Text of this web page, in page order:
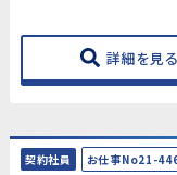
詳細を見る
契約社員 お仕事No21-